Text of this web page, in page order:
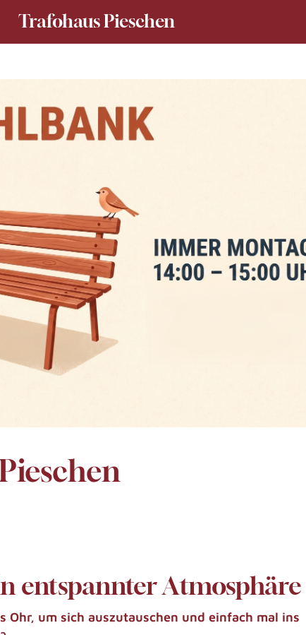
Trafohaus Pieschen
entspannter Atmosphäre
Ohr, um sich auszutauschen und einfach mal ins